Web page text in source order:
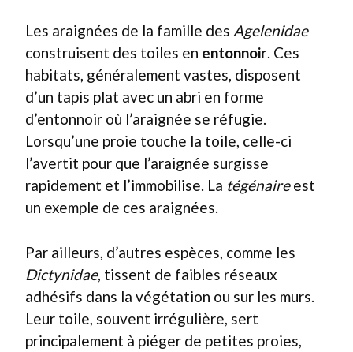
Les araignées de la famille des Agelenidae
construisent des toiles en entonnoir. Ces
habitats, généralement vastes, disposent
d’un tapis plat avec un abri en forme
d’entonnoir où l’araignée se réfugie.
Lorsqu’une proie touche la toile, celle-ci
l’avertit pour que l’araignée surgisse
rapidement et l’immobilise. La tégénaireest
un exemple de ces araignées.
Par ailleurs, d’autres espèces, comme les
Dictynidae, tissent de faibles réseaux
adhésifs dans la végétation ou sur les murs.
Leur toile, souvent irrégulière, sert
principalement à piéger de petites proies,